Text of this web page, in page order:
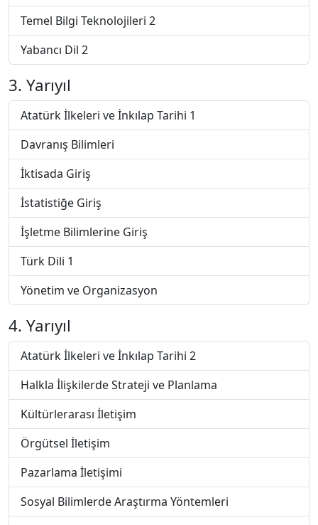
Temel Bilgi Teknolojileri 2
Yabancı Dil 2
3. Yarıyıl
Atatürk İlkeleri ve İnkılap Tarihi 1
Davranış Bilimleri
İktisada Giriş
İstatistiğe Giriş
İşletme Bilimlerine Giriş
Türk Dili 1
Yönetim ve Organizasyon
4. Yarıyıl
Atatürk İlkeleri ve İnkılap Tarihi 2
Halkla İlişkilerde Strateji ve Planlama
Kültürlerarası İletişim
Örgütsel İletişim
Pazarlama İletişimi
Sosyal Bilimlerde Araştırma Yöntemleri